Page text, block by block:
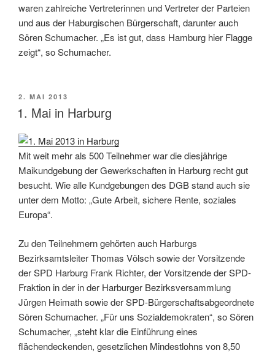
waren zahlreiche Vertreterinnen und Vertreter der Parteien
und aus der Haburgischen Bürgerschaft, darunter auch
Sören Schumacher. „Es ist gut, dass Hamburg hier Flagge
zeigt“, so Schumacher.
VERÖFFENTLICHT
AM
2. MAI 2013
1. Mai in Harburg
Mit weit mehr als 500 Teilnehmer war die diesjährige
Maikundgebung der Gewerkschaften in Harburg recht gut
besucht. Wie alle Kundgebungen des DGB stand auch sie
unter dem Motto: „Gute Arbeit, sichere Rente, soziales
Europa“.
Zu den Teilnehmern gehörten auch Harburgs
Bezirksamtsleiter Thomas Völsch sowie der Vorsitzende
der SPD Harburg Frank Richter, der Vorsitzende der SPD-
Fraktion in der in der Harburger Bezirksversammlung
Jürgen Heimath sowie der SPD-Bürgerschaftsabgeordnete
Sören Schumacher. „Für uns Sozialdemokraten“, so Sören
Schumacher, „steht klar die Einführung eines
flächendeckenden, gesetzlichen Mindestlohns von 8,50